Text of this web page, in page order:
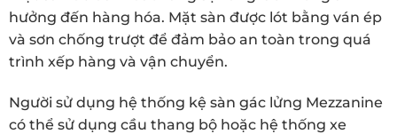
hưởng đến hàng hóa. Mặt sàn được lót bằng ván ép
và sơn chống trượt để đảm bảo an toàn trong quá
trình xếp hàng và vận chuyển.
Người sử dụng hệ thống kệ sàn gác lửng Mezzanine
có thể sử dụng cầu thang bộ hoặc hệ thống xe